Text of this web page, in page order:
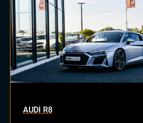
EXTÉRIEUR
Anti-brouillards
Feux de jour à LED
Feux full LED
Jantes alu
Marche pied
Toit ouvrant panoramique
Accoudoir central
AUDI R8